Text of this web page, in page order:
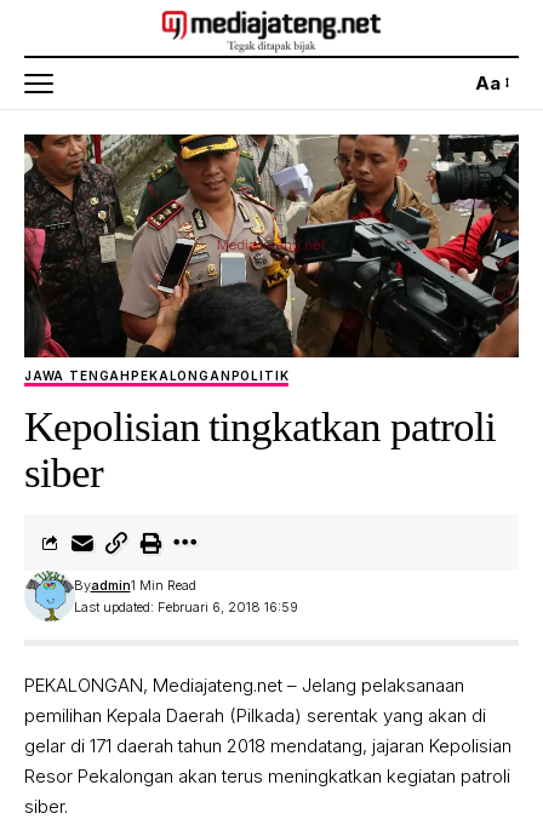
Aa
JAWA TENGAHPEKALONGANPOLITIK
Kepolisian tingkatkan patroli
siber
Last updated: Februari 6, 2018 16:59
Byadmin1 Min Read
PEKALONGAN, Mediajateng.net – Jelang pelaksanaan
pemilihan Kepala Daerah (Pilkada) serentak yang akan di
gelar di 171 daerah tahun 2018 mendatang, jajaran Kepolisian
Resor Pekalongan akan terus meningkatkan kegiatan patroli
siber.